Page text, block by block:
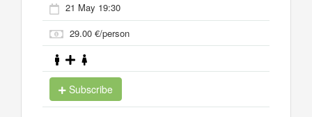
21 May 19:30
29.00 €/person
Subscribe